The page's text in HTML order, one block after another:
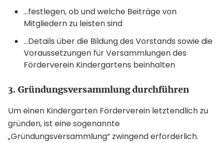
...festlegen, ob und welche Beiträge von
Mitgliedern zu leisten sind
...Details über die Bildung des Vorstands sowie die
Voraussetzungen für Versammlungen des
Förderverein Kindergartens beinhalten
3. Gründungsversammlung durchführen
Um einen Kindergarten Förderverein letztendlich zu
gründen, ist eine sogenannte
„Gründungsversammlung“ zwingend erforderlich.